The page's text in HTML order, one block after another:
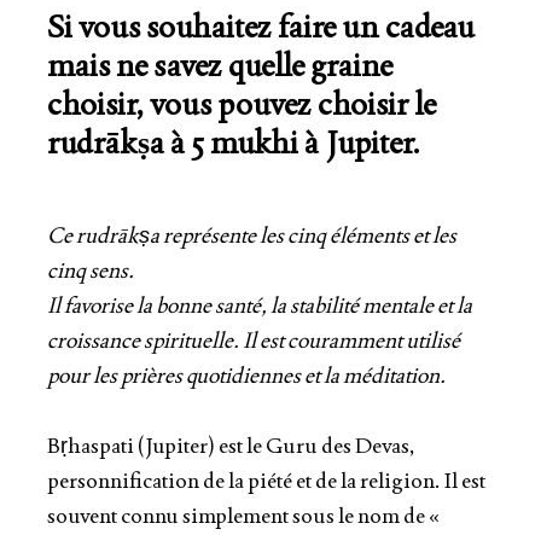
Si vous souhaitez faire un cadeau
mais ne savez quelle graine
choisir, vous pouvez choisir le
rudrākṣa à 5 mukhi à Jupiter.
Ce rudrākṣa représente les cinq éléments et les
cinq sens.
Il favorise la bonne santé, la stabilité mentale et la
croissance spirituelle. Il est couramment utilisé
pour les prières quotidiennes et la méditation.
Bṛhaspati (Jupiter) est le Guru des Devas,
personnification de la piété et de la religion. Il est
souvent connu simplement sous le nom de «